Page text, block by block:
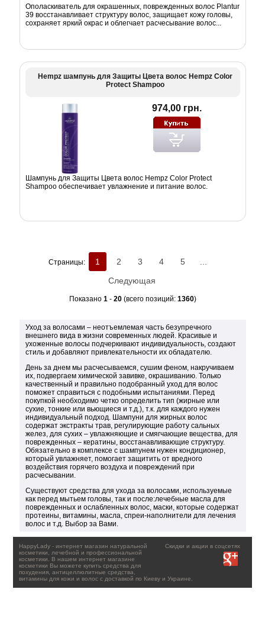
Ополаскиватель для окрашенных, поврежденных волос Plantur
39 восстанавливает структуру волос, защищает кожу головы,
сохраняет яркий окрас и облегчает расчесывание волос...
Hempz шампунь для Защиты Цвета волос Hempz Color
Protect Shampoo
974,00 грн.
Шампунь для Защиты Цвета волос Hempz Color Protect
Shampoo обеспечивает увлажнение и питание волос.
Страницы: 1 2 3 4 5
Следующая
Показано 1 - 20(всего позиций: 1360)
Уход за волосами – неотъемлемая часть безупречного
внешнего вида в жизни современных людей. Красивые и
ухоженные волосы подчеркивают индивидуальность, создают
стиль и добавляют привлекательности их обладателю.
День за днем мы расчесываемся, сушим феном, накручиваем
их, подвергаем химической завивке, окрашиванию. Только
качественный и правильно подобранный уход для волос
поможет справиться с подобными испытаниями. Перед
покупкой необходимо четко определить тип (жирные или
сухие, тонкие или вьющиеся и т.д.), т.к. для каждого нужен
индивидуальный подход. Шампуни для жирных волос
содержат экстракты трав, регулирующие работу сальных
желез, для сухих – увлажняющие и смягчающие вещества, для
поврежденных – кератины, восстанавливающие структуру.
Обязательно в комплексе с шампунем нужен кондиционер,
который увлажняет, помогает защитить от вредного
воздействия горячего воздуха и повреждений при
расчесывании.
Существуют средства для ухода за волосами, используемые
как перед мытьем головы, так и после:лечебные масла для
поврежденных и ослабленных волос, маски, которые содержат
протеины, витамины, масла, спреи-наполнители для лечения
волос и т.д. Выбор за Вами.
Скидки и акции в соцсетях
HappyLady - интернет магазин натуральной
косметики, лечебной и профессиональной
косметики. В нашем интернет магазине
косметики Вы можете купить средства для
похудения, антицеллюлитные средства,
витамины для кожи и волос с доставкой по Киеву и Украине.